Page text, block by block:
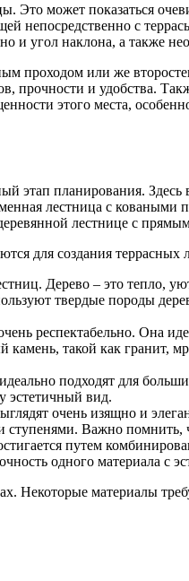
Это может показаться
с
и угол наклона, а также
проходом или же
прочности и удобства.
этого места,
этап планирования.
лестница с
лестнице с
для создания террасных
Дерево – это тепло,
твердые породы
респектабельно. Она
камень, такой как
подходят для
эстетичный вид.
очень изящно и
Важно помнить,
путем
одного материала с
Некоторые материалы